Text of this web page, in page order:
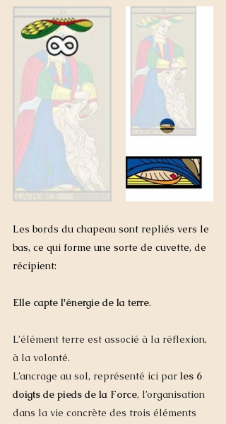
Les bords du chapeau sont repliés vers le
bas, ce qui forme une sorte de cuvette, de
récipient:
Elle capte l'énergie de la terre.
L’élément terre est associé à la réflexion,
à la volonté.
L’ancrage au sol, représenté ici par les 6
doigts de pieds de la Force, l’organisation
dans la vie concrète des trois éléments